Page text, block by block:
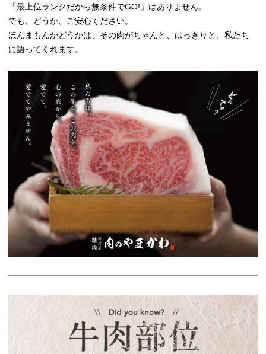
「最上位ランクだから無条件でGO!」はありません。
でも、どうか、ご安心ください。
ほんまもんかどうかは、その肉がちゃんと、はっきりと、私たち
に語ってくれます。